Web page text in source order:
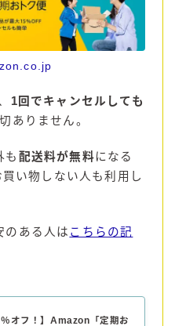
ワー
ターサワ)
ーズ
1回でキャンセルしても
ありません。
も 配送料が無料になる
い物しない人も利用し
のある人は こちらの記
％オフ！】Amazon「定期お